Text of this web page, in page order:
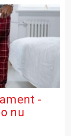
-
nu